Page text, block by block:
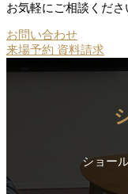
お気軽にご相談くださ
お問い合わせ
来場予約 資料請求
ショー